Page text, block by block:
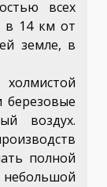
всех
в 14 км от
земле, в
березовые
воздух.
полной